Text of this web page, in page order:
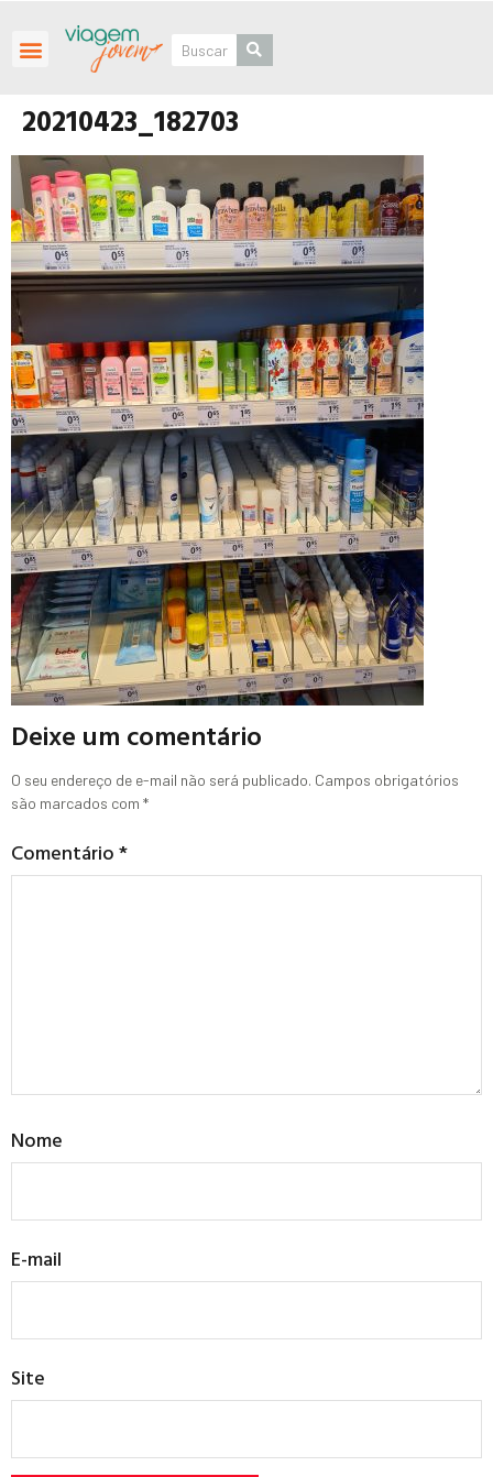
20210423_182703
Deixe um comentário
O seu endereço de e-mail não será publicado. Campos obrigatórios
são marcados com *
Comentário*
Nome
E-mail
Site